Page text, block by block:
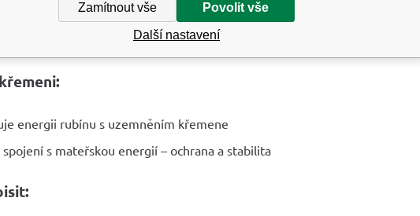
v kombinacích – ještě silnější účinky
energii rubínu s uzemněním křemene
spojení s mateřskou energií – ochrana a stabilita
Zamítnout vše Povolit vše
Další nastavení